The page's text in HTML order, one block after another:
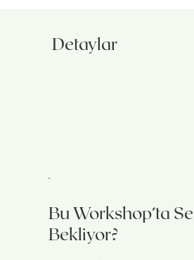
Detaylar
Bu Workshop’ta
Bekliyor?